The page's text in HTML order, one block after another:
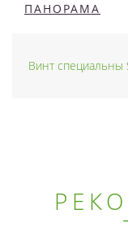
ПАНОРАМА
Винт специальны